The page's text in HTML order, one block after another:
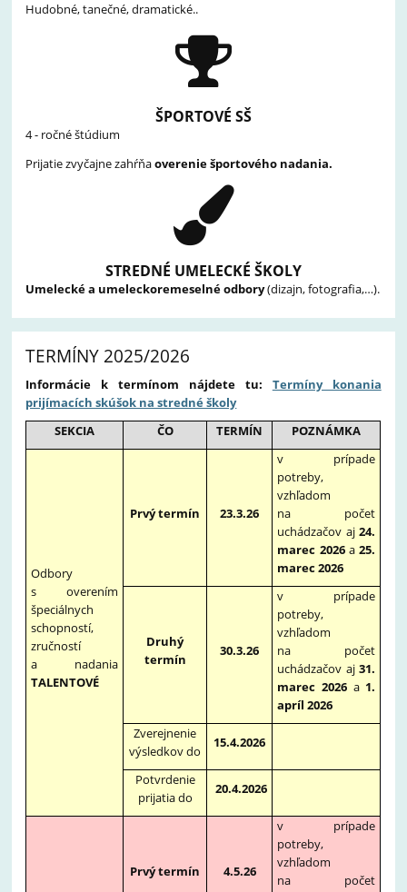
Hudobné, tanečné, dramatické..
ŠPORTOVÉ SŠ
4 - ročné štúdium
Prijatie zvyčajne zahŕňaoverenie športového nadania.
STREDNÉ UMELECKÉ ŠKOLY
Umelecké a umeleckoremeselné odbory(dizajn, fotografia,…).
TERMÍNY 2025/2026
Informácie k termínom nájdete tu: Termíny konania
prijímacích skúšok na stredné školy
SEKCIA
ČO TERMÍN POZNÁMKA
Odbory
s overením
špeciálnych
schopností,
zručností
a nadania
TALENTOVÉ
Prvý termín 23.3.26
v prípade
potreby,
vzhľadom
na počet
uchádzačov aj24.
marec 2026a25.
marec 2026
Druhý
termín
30.3.26
v prípade
potreby,
vzhľadom
na počet
uchádzačov aj31.
marec 2026 a 1.
apríl 2026
Zverejnenie
výsledkov do
15.4.2026
Potvrdenie
prijatia do
20.4.2026
Prvý termín 4.5.26
v prípade
potreby,
vzhľadom
na počet